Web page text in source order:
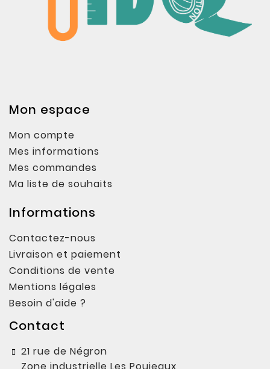
Mon espace
Mon compte
Mes informations
Mes commandes
Ma liste de souhaits
Informations
Contactez-nous
Livraison et paiement
Conditions de vente
Mentions légales
Besoin d'aide ?
Contact
21 rue de Négron